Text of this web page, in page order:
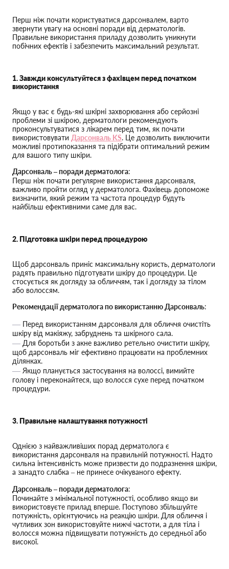
Перш ніж почати користуватися дарсонвалем, варто
звернути увагу на основні поради від дерматологів.
Правильне використання приладу дозволить уникнути
побічних ефектів і забезпечить максимальний результат.
1. Завжди консультуйтеся з фахівцем перед початком
використання
Якщо у вас є будь-які шкірні захворювання або серйозні
проблеми зі шкірою, дерматологи рекомендують
проконсультуватися з лікарем перед тим, як почати
використовувати Дарсонваль KS. Це дозволить виключити
можливі протипоказання та підібрати оптимальний режим
для вашого типу шкіри.
Дарсонваль – поради дерматолога:
Перш ніж почати регулярне використання дарсонваля,
важливо пройти огляд у дерматолога. Фахівець допоможе
визначити, який режим та частота процедур будуть
найбільш ефективними саме для вас.
2. Підготовка шкіри перед процедурою
Щоб дарсонваль приніс максимальну користь, дерматологи
радять правильно підготувати шкіру до процедури. Це
стосується як догляду за обличчям, так і догляду за тілом
або волоссям.
Рекомендації дерматолога по використанню Дарсонваль:
Перед використанням дарсонваля для обличчя очистіть
шкіру від макіяжу, забруднень та шкірного сала.
Для боротьби з акне важливо ретельно очистити шкіру,
щоб дарсонваль міг ефективно працювати на проблемних
ділянках.
Якщо планується застосування на волоссі, вимийте
голову і переконайтеся, що волосся сухе перед початком
процедури.
3. Правильне налаштування потужності
Однією з найважливіших порад дерматолога є
використання дарсонваля на правильній потужності. Надто
сильна інтенсивність може призвести до подразнення шкіри,
а занадто слабка – не принесе очікуваного ефекту.
Дарсонваль – поради дерматолога:
Починайте з мінімальної потужності, особливо якщо ви
використовуєте прилад вперше. Поступово збільшуйте
потужність, орієнтуючись на реакцію шкіри. Для обличчя і
чутливих зон використовуйте нижчі частоти, а для тіла і
волосся можна підвищувати потужність до середньої або
високої.